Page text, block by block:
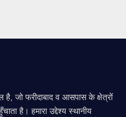
है, जो फरीदाबाद व आसपास के क्षेत्रों
है। हमारा उद्देश्य स्थानीय